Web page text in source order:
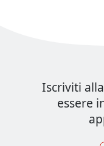
Iscriviti
essere